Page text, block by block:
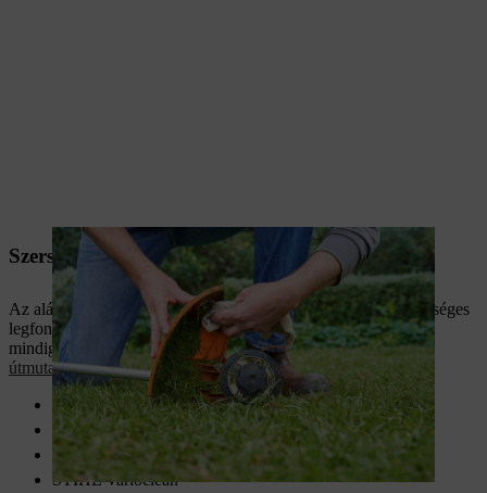
Szerszámok és anyagok
Az alábbiakban áttekintheti a motoros kasza tisztításához szükséges
legfontosabb eszközöket és anyagokat. Munkavégzés közben
mindig viseljen
egyéni védőfelszereléseketahasználati
útmutatóban leírtak szerint
Kefe / ecset
Puha törlőkendő
Univerzális tisztítószer
STIHL Varioclean